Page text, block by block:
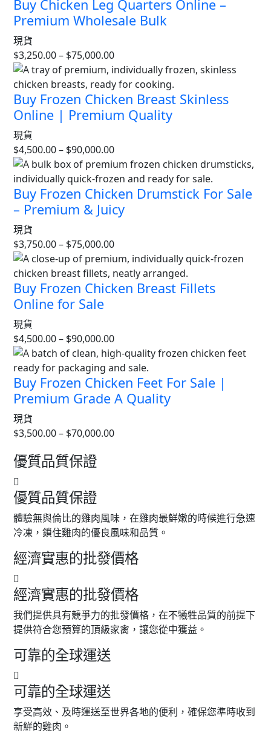
Buy Chicken Leg Quarters Online –
Premium Wholesale Bulk
現貨
$3,250.00– $75,000.00
Buy Frozen Chicken Breast Skinless
Online | Premium Quality
現貨
$4,500.00– $90,000.00
Buy Frozen Chicken Drumstick For Sale
– Premium & Juicy
現貨
$3,750.00– $75,000.00
Buy Frozen Chicken Breast Fillets
Online for Sale
現貨
$4,500.00– $90,000.00
Buy Frozen Chicken Feet For Sale |
Premium Grade A Quality
現貨
$3,500.00– $70,000.00
優質品質保證
優質品質保證
體驗無與倫比的雞肉風味，在雞肉最鮮嫩的時候進行急速
冷凍，鎖住雞肉的優良風味和品質。
經濟實惠的批發價格
經濟實惠的批發價格
我們提供具有競爭力的批發價格，在不犧牲品質的前提下
提供符合您預算的頂級家禽，讓您從中獲益。
可靠的全球運送
可靠的全球運送
享受高效、及時運送至世界各地的便利，確保您準時收到
新鮮的雞肉。